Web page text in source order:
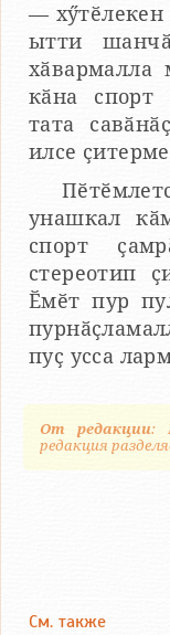
— хӳтӗлекен
ытти
хӑвармалла
кӑна спорт
тата
илсе
унашкал
спорт
стереотип
Ӗмӗт пур
пуҫ усса
От редакции:
редакция
См. также